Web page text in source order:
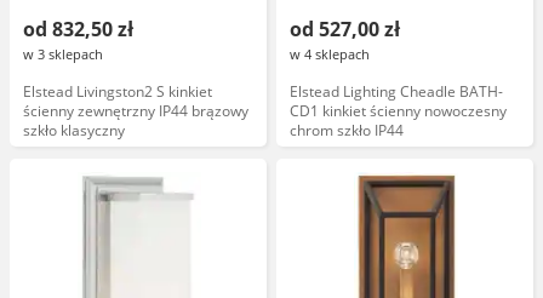
od 832,50 zł
w 3 sklepach
Elstead Livingston2 S kinkiet
ścienny zewnętrzny IP44 brązowy
szkło klasyczny
od 527,00 zł
w 4 sklepach
Elstead Lighting Cheadle BATH-
CD1 kinkiet ścienny nowoczesny
chrom szkło IP44